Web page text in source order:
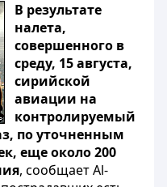
В результате
налета,
совершенного в
среду, 15 августа,
сирийской
авиации на
контролируемый
по уточненным
еще около 200
, сообщает Al-